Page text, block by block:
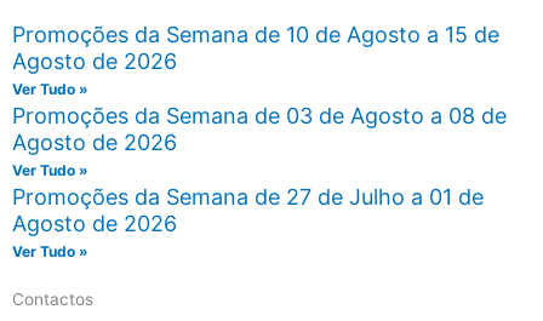
Promoções da Semana de 10 de Agosto a 15 de
Agosto de 2026
Ver Tudo »
Promoções da Semana de 03 de Agosto a 08 de
Agosto de 2026
Ver Tudo »
Promoções da Semana de 27 de Julho a 01 de
Agosto de 2026
Ver Tudo »
Contactos